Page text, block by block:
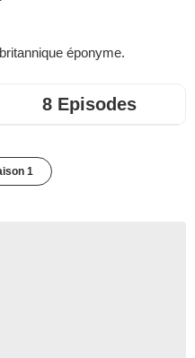
éponyme.
8 Episodes
1